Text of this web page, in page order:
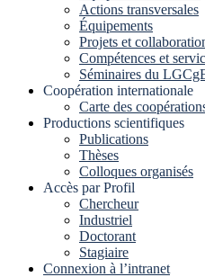
Actions transversales
Équipements
Projets et
Compétences et
Séminaires du
Coopération internationale
Carte des
Productions scientifiques
Publications
Thèses
Colloques organisés
Accès par Profil
Chercheur
Industriel
Doctorant
Stagiaire
Connexion à l’intranet